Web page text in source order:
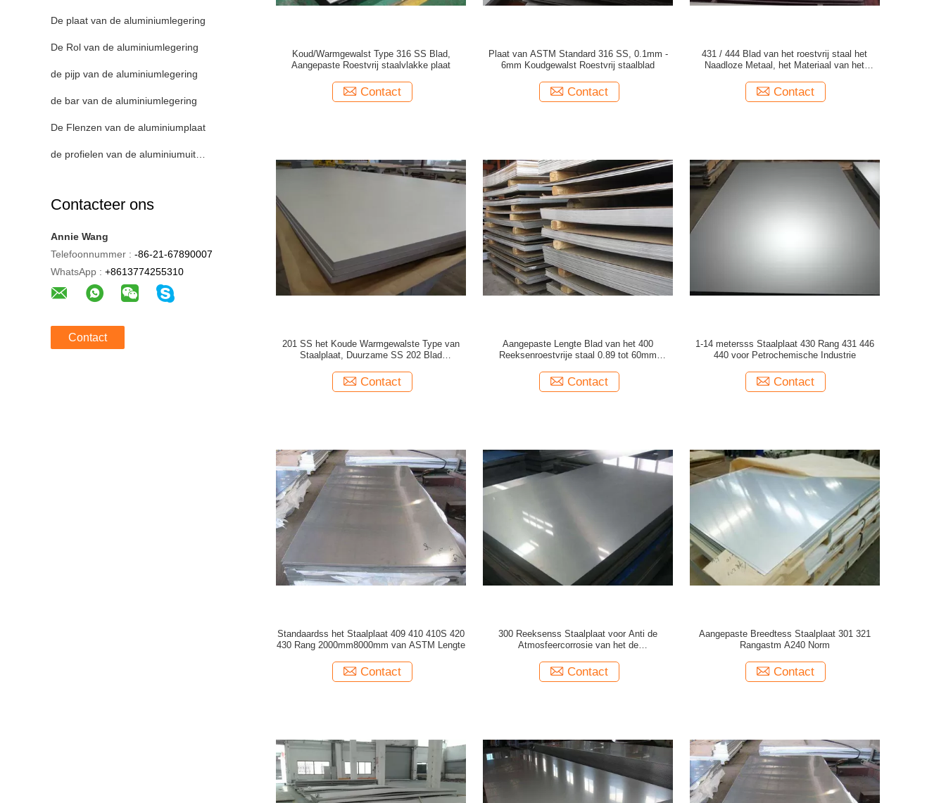
De plaat van de aluminiumlegering
De Rol van de aluminiumlegering
de pijp van de aluminiumlegering
de bar van de aluminiumlegering
De Flenzen van de aluminiumplaat
de profielen van de aluminiumuitdrijving
Contacteer ons
Annie Wang
Telefoonnummer : -86-21-67890007
WhatsApp : +8613774255310
Contact
Koud/Warmgewalst Type 316 SS Blad,
Aangepaste Roestvrij staalvlakke plaat
Contact
Plaat van ASTM Standard 316 SS, 0.1mm -
6mm Koudgewalst Roestvrij staalblad
Contact
431 / 444 Blad van het roestvrij staal het
Naadloze Metaal, het Materiaal van het
Contact
201 SS het Koude Warmgewalste Type van
Staalplaat, Duurzame SS 202 Blad
Contact
Aangepaste Lengte Blad van het 400
Reeksenroestvrije staal 0.89 tot 60mm
Contact
1-14 metersss Staalplaat 430 Rang 431 446
440 voor Petrochemische Industrie
Contact
Standaardss het Staalplaat 409 410 410S 420
430 Rang 2000mm8000mm van ASTM Lengte
Contact
300 Reeksenss Staalplaat voor Anti de
Atmosfeercorrosie van het de
Contact
Aangepaste Breedtess Staalplaat 301 321
Rangastm A240 Norm
Contact